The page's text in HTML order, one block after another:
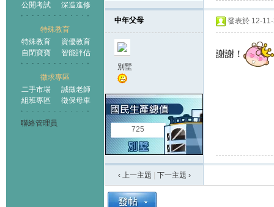
公開考試
深造進修
特殊教育
特殊教育
資優教育
自閉寶寶
智能評估
徵求專區
二手市場
誠徵老師
組班專區
徵保母車
聯絡管理員
中年父母
別墅
725
發表於 12-
謝謝！
‹ 上一主題 下一主題 ›